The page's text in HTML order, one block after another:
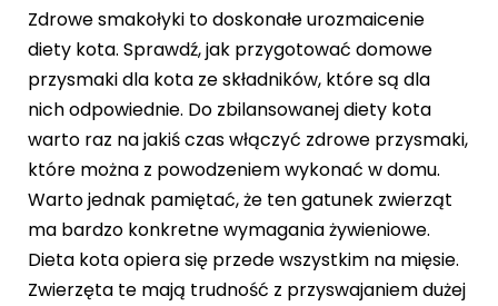
Sznaucer miniaturowy
Golden retriever
Buldog francuski
Owczarek niemiecki
Wyszukiwarka ras psów
Kot perski
Kot rosyjski niebieski
Zdrowe smakołyki to doskonałe urozmaicenie
diety kota. Sprawdź, jak przygotować domowe
przysmaki dla kota ze składników, które są dla
nich odpowiednie. Do zbilansowanej diety kota
warto raz na jakiś czas włączyć zdrowe przysmaki,
które można z powodzeniem wykonać w domu.
Warto jednak pamiętać, że ten gatunek zwierząt
ma bardzo konkretne wymagania żywieniowe.
Dieta kota opiera się przede wszystkim na mięsie.
Zwierzęta te mają trudność z przyswajaniem dużej